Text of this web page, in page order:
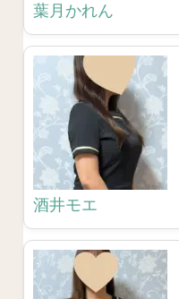
葉月かれん
酒井モエ